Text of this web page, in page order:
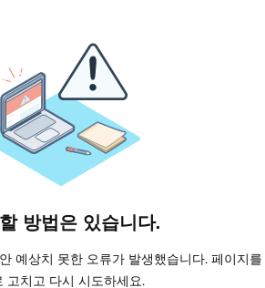
방법은 있습니다.
예상치 못한 오류가 발생했습니다. 페이지를
고치고 다시 시도하세요.